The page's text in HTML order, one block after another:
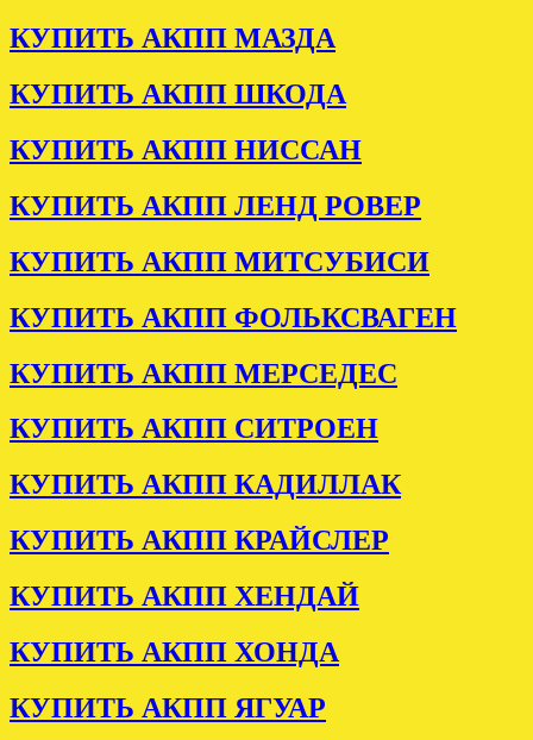
КУПИТЬ АКПП МАЗДА
КУПИТЬ АКПП ШКОДА
КУПИТЬ АКПП НИССАН
КУПИТЬ АКПП ЛЕНД РОВЕР
КУПИТЬ АКПП МИТСУБИСИ
КУПИТЬ АКПП ФОЛЬКСВАГЕН
КУПИТЬ АКПП МЕРСЕДЕС
КУПИТЬ АКПП СИТРОЕН
КУПИТЬ АКПП КАДИЛЛАК
КУПИТЬ АКПП КРАЙСЛЕР
КУПИТЬ АКПП ХЕНДАЙ
КУПИТЬ АКПП ХОНДА
КУПИТЬ АКПП ЯГУАР